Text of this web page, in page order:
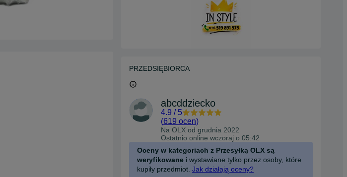
PRZEDSIĘBIORCA
abcddziecko
4.9 / 5
(619 ocen)
Na OLX od grudnia 2022
Ostatnio online wczoraj o 05:42
Oceny w kategoriach z Przesyłką OLX są
weryfikowane i wystawiane tylko przez osoby, które
kupiły przedmiot. Jak działają oceny?